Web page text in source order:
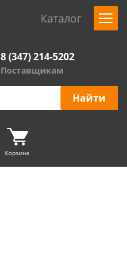
Каталог
8 (347) 214-5202
Поставщикам
Корзина